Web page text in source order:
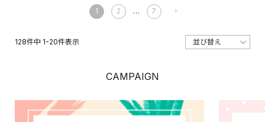
128件中 1-20件表示
1 2 … 7
CAMPAIGN